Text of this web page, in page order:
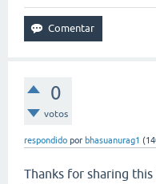
0
votos
respondido por bhasuanurag1 (
Thanks for sharing